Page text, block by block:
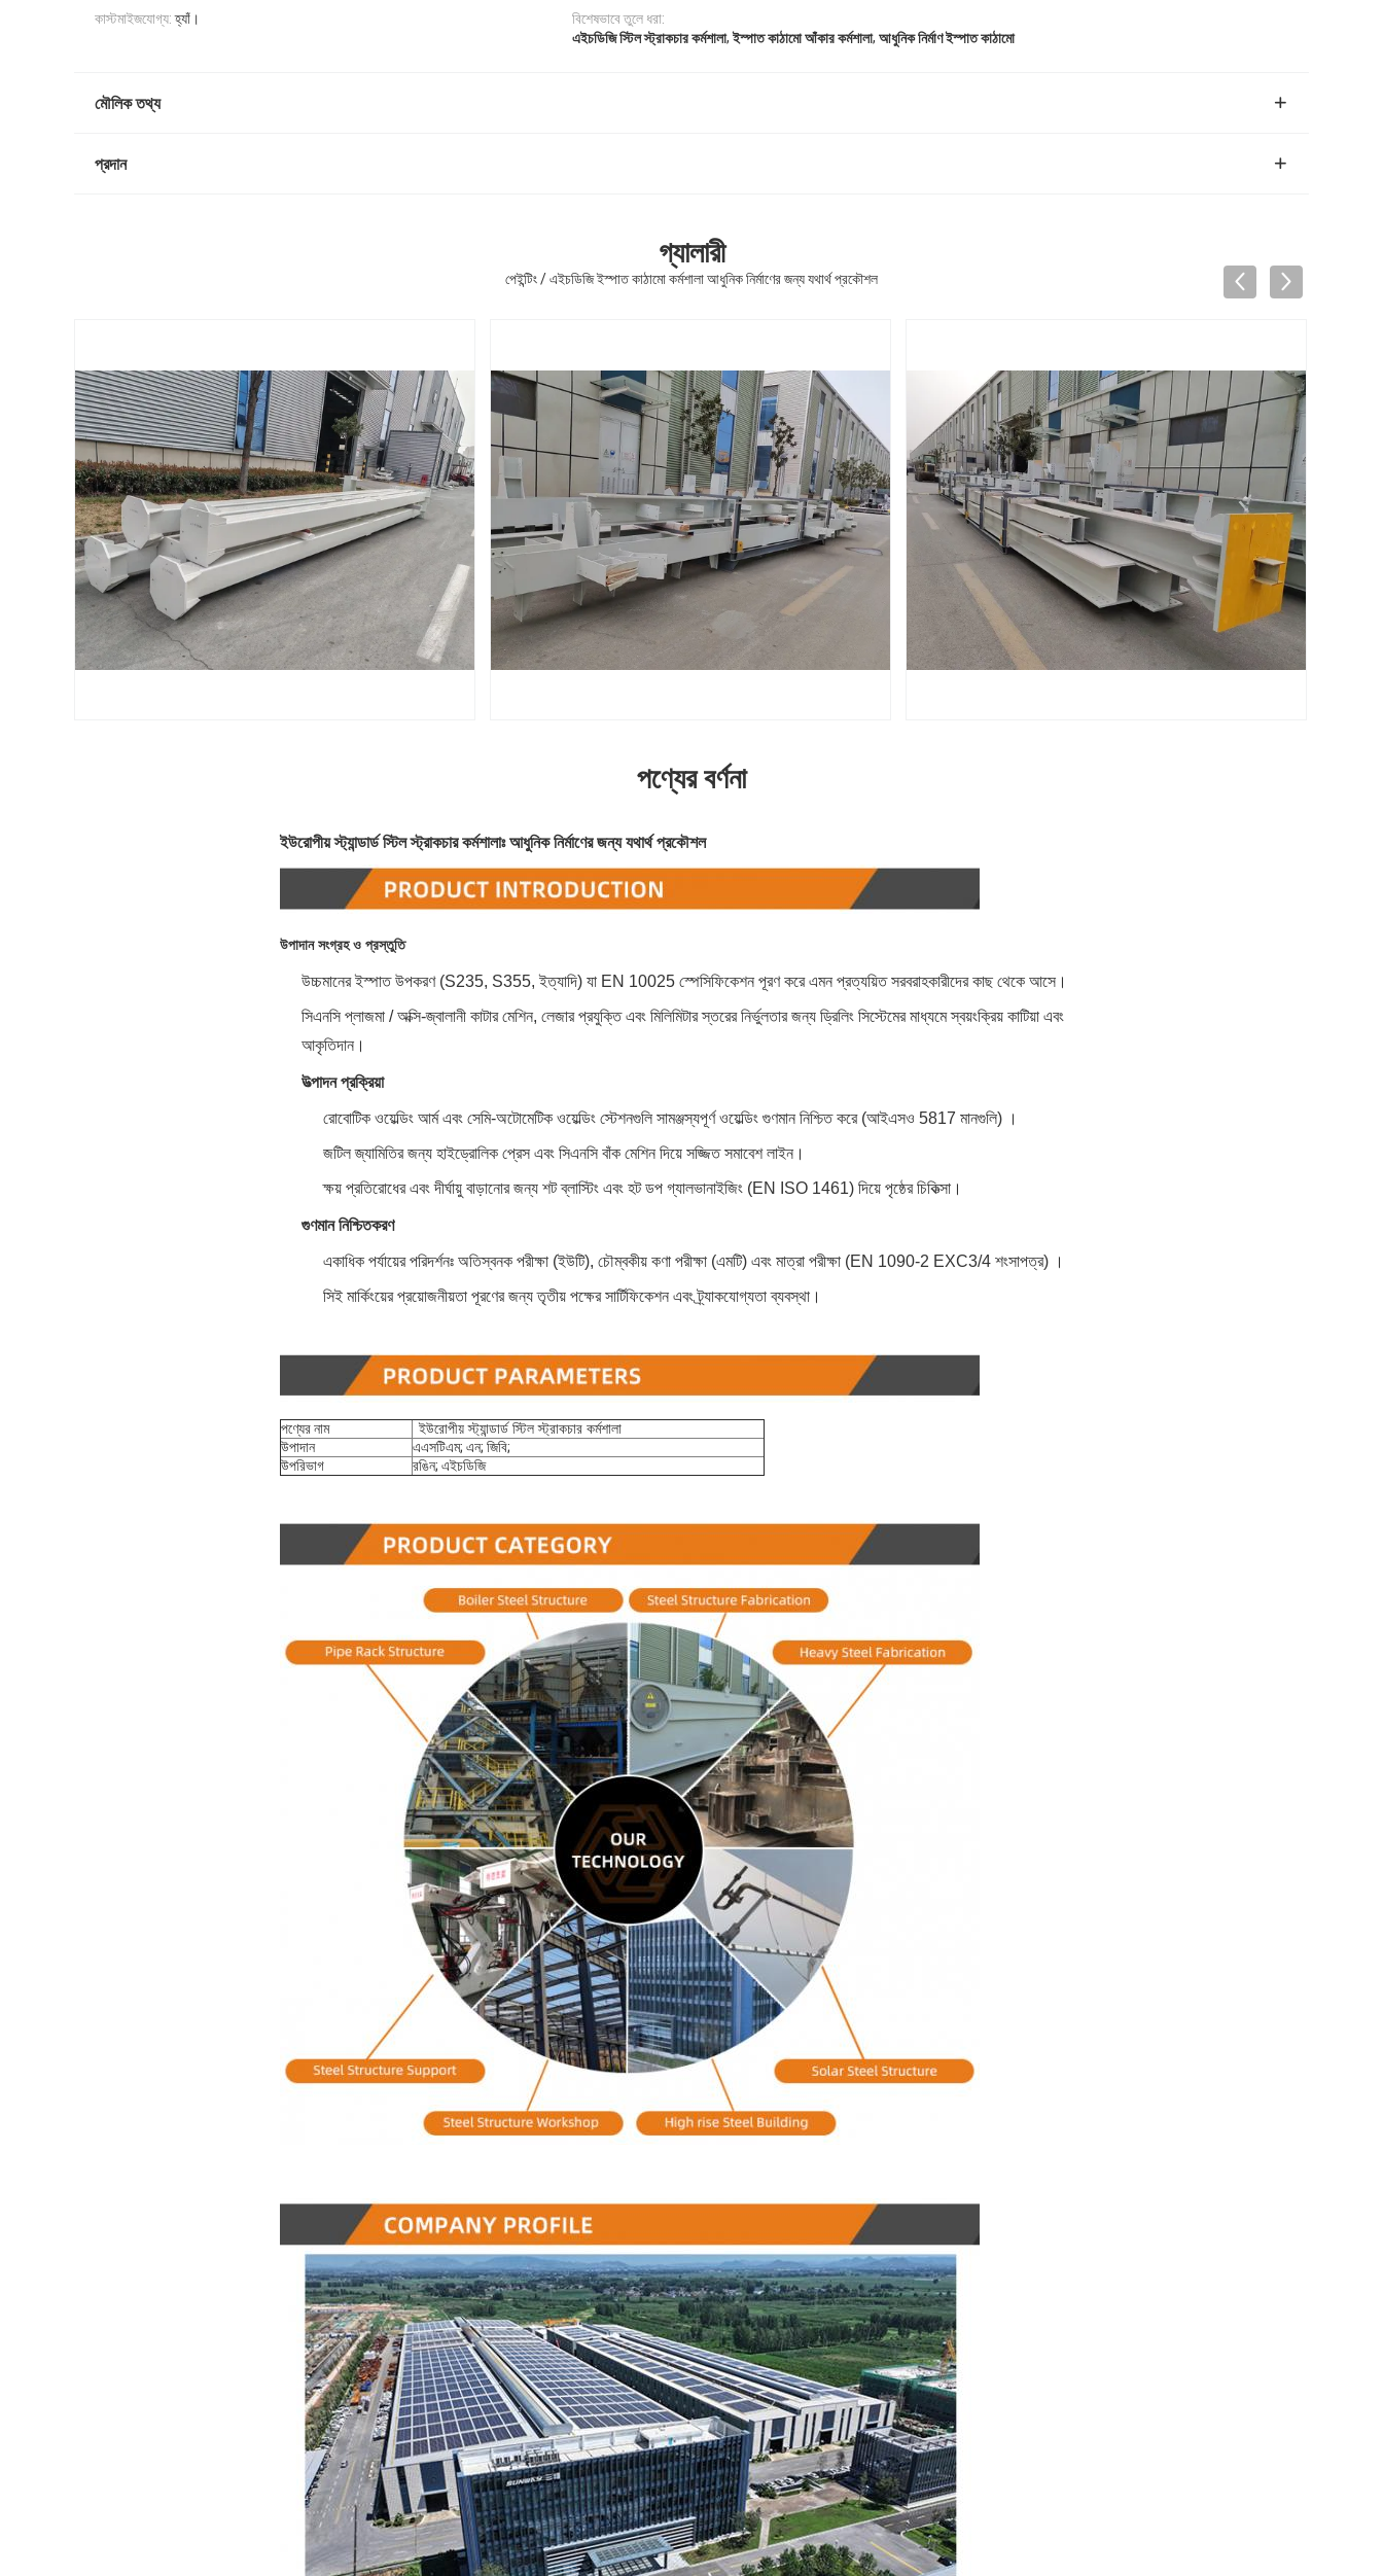
কাস্টমাইজযোগ্য: হ্যাঁ।
বিশেষভাবে তুলে ধরা:
এইচডিজি স্টিল স্ট্রাকচার কর্মশালা,ইস্পাত কাঠামো আঁকার কর্মশালা, আধুনিক নির্মাণ ইস্পাত কাঠামো
মৌলিক তথ্য
প্রদান
গ্যালারী
পেইন্টিং / এইচডিজি ইস্পাত কাঠামো কর্মশালা আধুনিক নির্মাণের জন্য যথার্থ প্রকৌশল
পণ্যের বর্ণনা
ইউরোপীয় স্ট্যান্ডার্ড স্টিল স্ট্রাকচার কর্মশালাঃ আধুনিক নির্মাণের জন্য যথার্থ প্রকৌশল
উপাদান সংগ্রহ ও প্রস্তুতি
উচ্চমানের ইস্পাত উপকরণ (S235, S355, ইত্যাদি) যা EN 10025 স্পেসিফিকেশন পূরণ করে এমন প্রত্যয়িত সরবরাহকারীদের কাছ থেকে আসে।
সিএনসি প্লাজমা / অক্সি-জ্বালানী কাটার মেশিন, লেজার প্রযুক্তি এবং মিলিমিটার স্তরের নির্ভুলতার জন্য ড্রিলিং সিস্টেমের মাধ্যমে স্বয়ংক্রিয় কাটিয়া এবং
আকৃতিদান।
উত্পাদন প্রক্রিয়া
রোবোটিক ওয়েল্ডিং আর্ম এবং সেমি-অটোমেটিক ওয়েল্ডিং স্টেশনগুলি সামঞ্জস্যপূর্ণ ওয়েল্ডিং গুণমান নিশ্চিত করে (আইএসও 5817 মানগুলি) ।
জটিল জ্যামিতির জন্য হাইড্রোলিক প্রেস এবং সিএনসি বাঁক মেশিন দিয়ে সজ্জিত সমাবেশ লাইন।
ক্ষয় প্রতিরোধের এবং দীর্ঘায়ু বাড়ানোর জন্য শট ব্লাস্টিং এবং হট ডপ গ্যালভানাইজিং (EN ISO 1461) দিয়ে পৃষ্ঠের চিকিত্সা।
গুণমান নিশ্চিতকরণ
একাধিক পর্যায়ের পরিদর্শনঃ অতিস্বনক পরীক্ষা (ইউটি), চৌম্বকীয় কণা পরীক্ষা (এমটি) এবং মাত্রা পরীক্ষা (EN 1090-2 EXC3/4 শংসাপত্র) ।
সিই মার্কিংয়ের প্রয়োজনীয়তা পূরণের জন্য তৃতীয় পক্ষের সার্টিফিকেশন এবং ট্র্যাকযোগ্যতা ব্যবস্থা।
পণ্যের নাম
ইউরোপীয় স্ট্যান্ডার্ড স্টিল স্ট্রাকচার কর্মশালা
উপাদান
এএসটিএম; এন; জিবি;
উপরিভাগ
রঙিন; এইচডিজি